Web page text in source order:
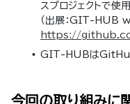
スプロジェクトで使
（出展：GIT-HUB
https://
GIT-HUBは
今回の取り組みに